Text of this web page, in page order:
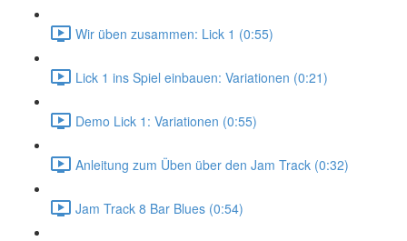
Wir üben zusammen: Lick 1 (0:55)
Lick 1 ins Spiel einbauen: Variationen (0:21)
Demo Lick 1: Variationen (0:55)
Anleitung zum Üben über den Jam Track (0:32)
Jam Track 8 Bar Blues (0:54)